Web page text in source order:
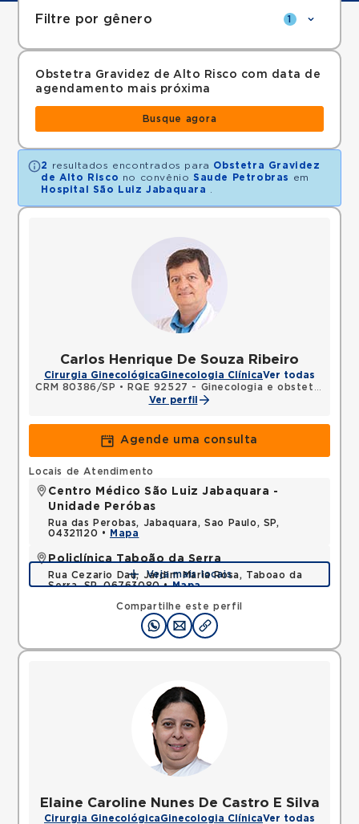
Filtre por gênero 1
Obstetra Gravidez de Alto Risco com data de
agendamento mais próxima
Busque agora
2 resultados encontrados para Obstetra Gravidez
de Alto Risco no convênio Saude Petrobras
em
Hospital São Luiz Jabaquara
Carlos Henrique De Souza Ribeiro
Cirurgia GinecológicaGinecologia ClínicaVer todas
CRM 80386/SP •
RQE 92527 - Ginecologia e obstetrícia
Ver perfil
Agende uma consulta
Compartilhe este perfil
Locais de Atendimento
Centro Médico São Luiz Jabaquara -
Unidade Peróbas
Rua das Perobas, Jabaquara, Sao Paulo, SP,
04321120 •
Mapa
Policlínica Taboão da Serra
Rua Cezario Dau, Jardim Maria Rosa, Taboao da
Serra, SP, 06763080 •Mapa
Veja mais locais
Elaine Caroline Nunes De Castro E Silva
Cirurgia GinecológicaGinecologia ClínicaVer todas